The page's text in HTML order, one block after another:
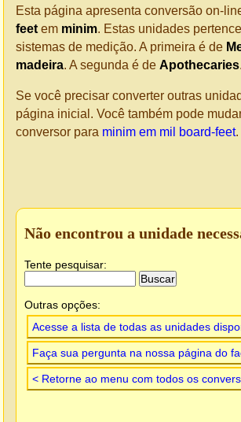
Esta página apresenta conversão on-
feet em minim. Estas unidades
sistemas de medição. A primeira é de
madeira. A segunda é de Apothecaries.
Se você precisar converter outras
página inicial. Você também pode
conversor para minim em mil board-feet.
Não encontrou a unidade
Tente pesquisar:
Outras opções:
Acesse a lista de todas as unidades
Faça sua pergunta na nossa página do
< Retorne ao menu com todos os